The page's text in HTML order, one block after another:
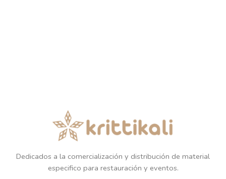
Dedicados a la comercialización y distribución de material
especifico para restauración y eventos.